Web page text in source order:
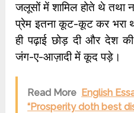
जलूसों में शामिल होते थे
प्रेम इतना कूट-कूट कर भरा
ही पढ़ाई छोड़ दी और देश
जंग-ए-आज़ादी में कूद पड़े।
Read More English
“Prosperity doth best